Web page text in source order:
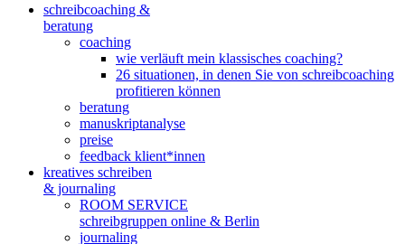
schreibcoaching &
beratung
coaching
wie verläuft mein klassisches coaching?
26 situationen, in denen Sie von schreibcoaching
profitieren können
beratung
manuskriptanalyse
preise
feedback klient*innen
kreatives schreiben
& journaling
ROOM SERVICE
schreibgruppen online & Berlin
journaling